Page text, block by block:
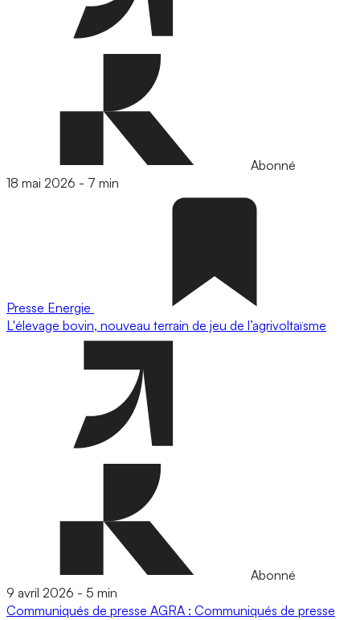
Abonné
18 mai 2026 - 7 min
Presse Energie
L'élevage bovin, nouveau terrain de jeu de l’agrivoltaïsme
Abonné
9 avril 2026 - 5 min
Communiqués de presse AGRA : Communiqués de presse